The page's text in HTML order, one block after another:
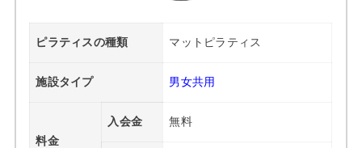
ピラティスの種類 マットピラティス
施設タイプ 男女共用
料金
入会金 無料